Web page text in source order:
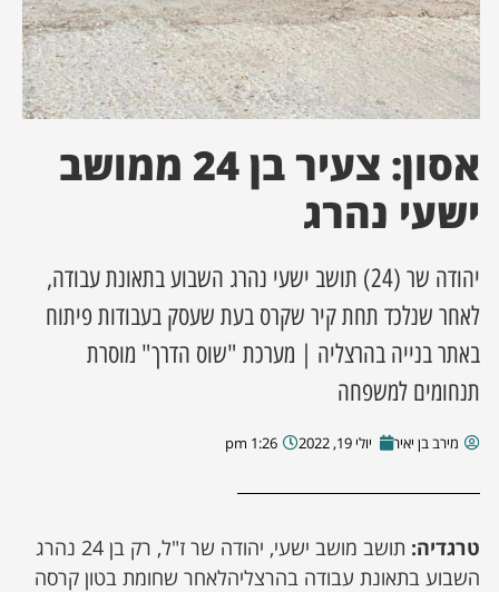
מסע מלחמה
השבוע
מקומית
עסקים
אסון: צעיר בן 24 ממושב
ישעי נהרג
יהודה שר (24) תושב ישעי נהרג השבוע בתאונת עבודה,
לאחר שנלכד תחת קיר שקרס בעת שעסק בעבודות פיתוח
באתר בנייה בהרצליה | מערכת "שוס הדרך" מוסרת
תנחומים למשפחה
מירב בן יאיר יולי 19, 2022 1:26 pm
טרגדיה:
תושב מושב ישעי, יהודה שר ז"ל, רק בן 24 נהרג
השבוע בתאונת עבודה בהרצליהלאחר שחומת בטון קרסה